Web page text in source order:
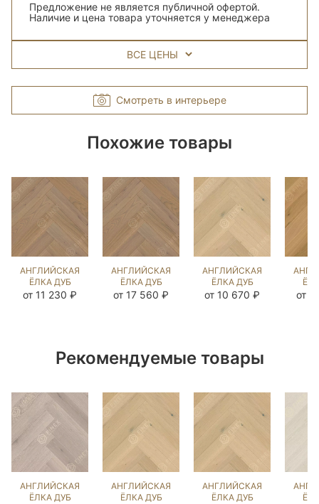
Предложение не является публичной офертой.
Наличие и цена товара уточняется у менеджера
ВСЕ ЦЕНЫ
Смотреть в интерьере
Похожие товары
АНГЛИЙСКАЯ
ЁЛКА ДУБ
COLONIAL
от 11 230 ₽
АНГЛИЙСКАЯ
ЁЛКА ДУБ
COLONIAL
от 17 560 ₽
АНГЛИЙСКАЯ
ЁЛКА ДУБ
КАРЛАЙЛ
от 10 670 ₽ от
Рекомендуемые товары
АНГЛИЙСКАЯ
ЁЛКА ДУБ
АНГЛИЙСКАЯ
ЁЛКА ДУБ
АНГЛИЙСКАЯ
ЁЛКА ДУБ